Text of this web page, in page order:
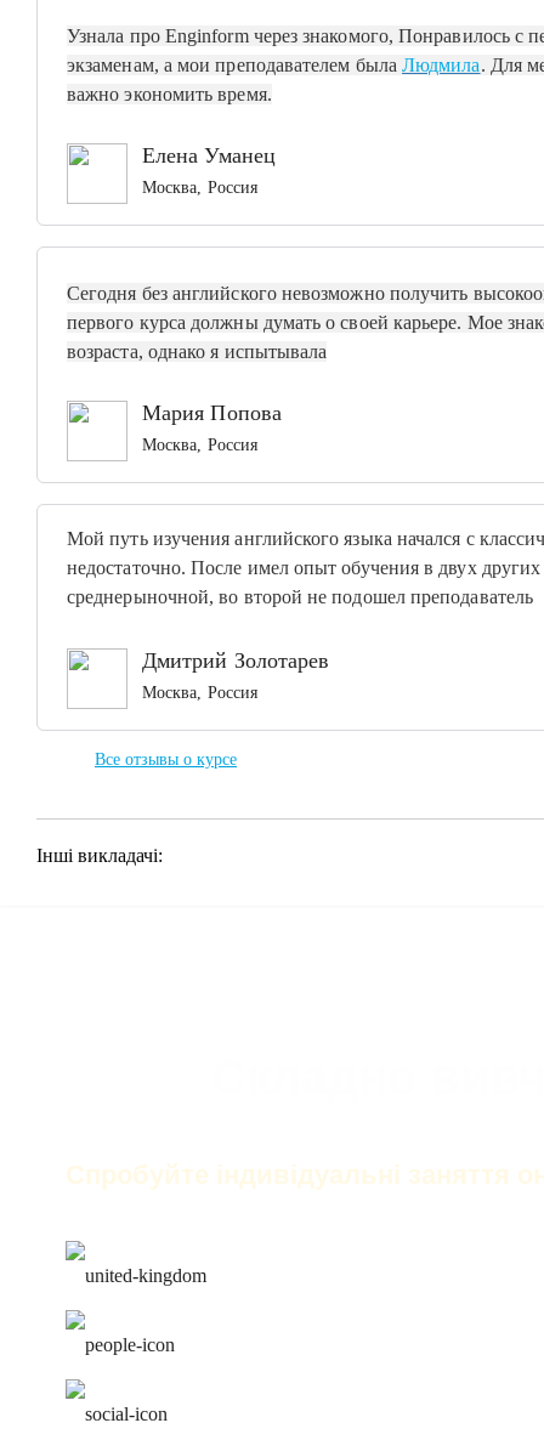
Узнала про Enginform через знакомого, Понравилось с
экзаменам, а мои преподавателем была Людмила. Для
важно экономить время.
Елена Уманец
Москва, Россия
Сегодня без английского невозможно получить
первого курса должны думать о своей карьере. Мое
возраста, однако я испытывала
Мария Попова
Москва, Россия
Мой путь изучения английского языка начался с
недостаточно. После имел опыт обучения в двух
среднерыночной, во второй не подошел преподаватель
Дмитрий Золотарев
Москва, Россия
Все отзывы о курсе
Інші викладачі:
Спробуйте індивідуальні заняття